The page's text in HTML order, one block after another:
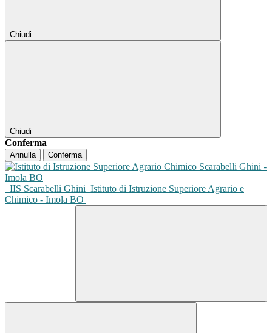
Chiudi
Chiudi
Conferma
Annulla Conferma
IIS Scarabelli Ghini Istituto di Istruzione Superiore Agrario e
Chimico - Imola BO